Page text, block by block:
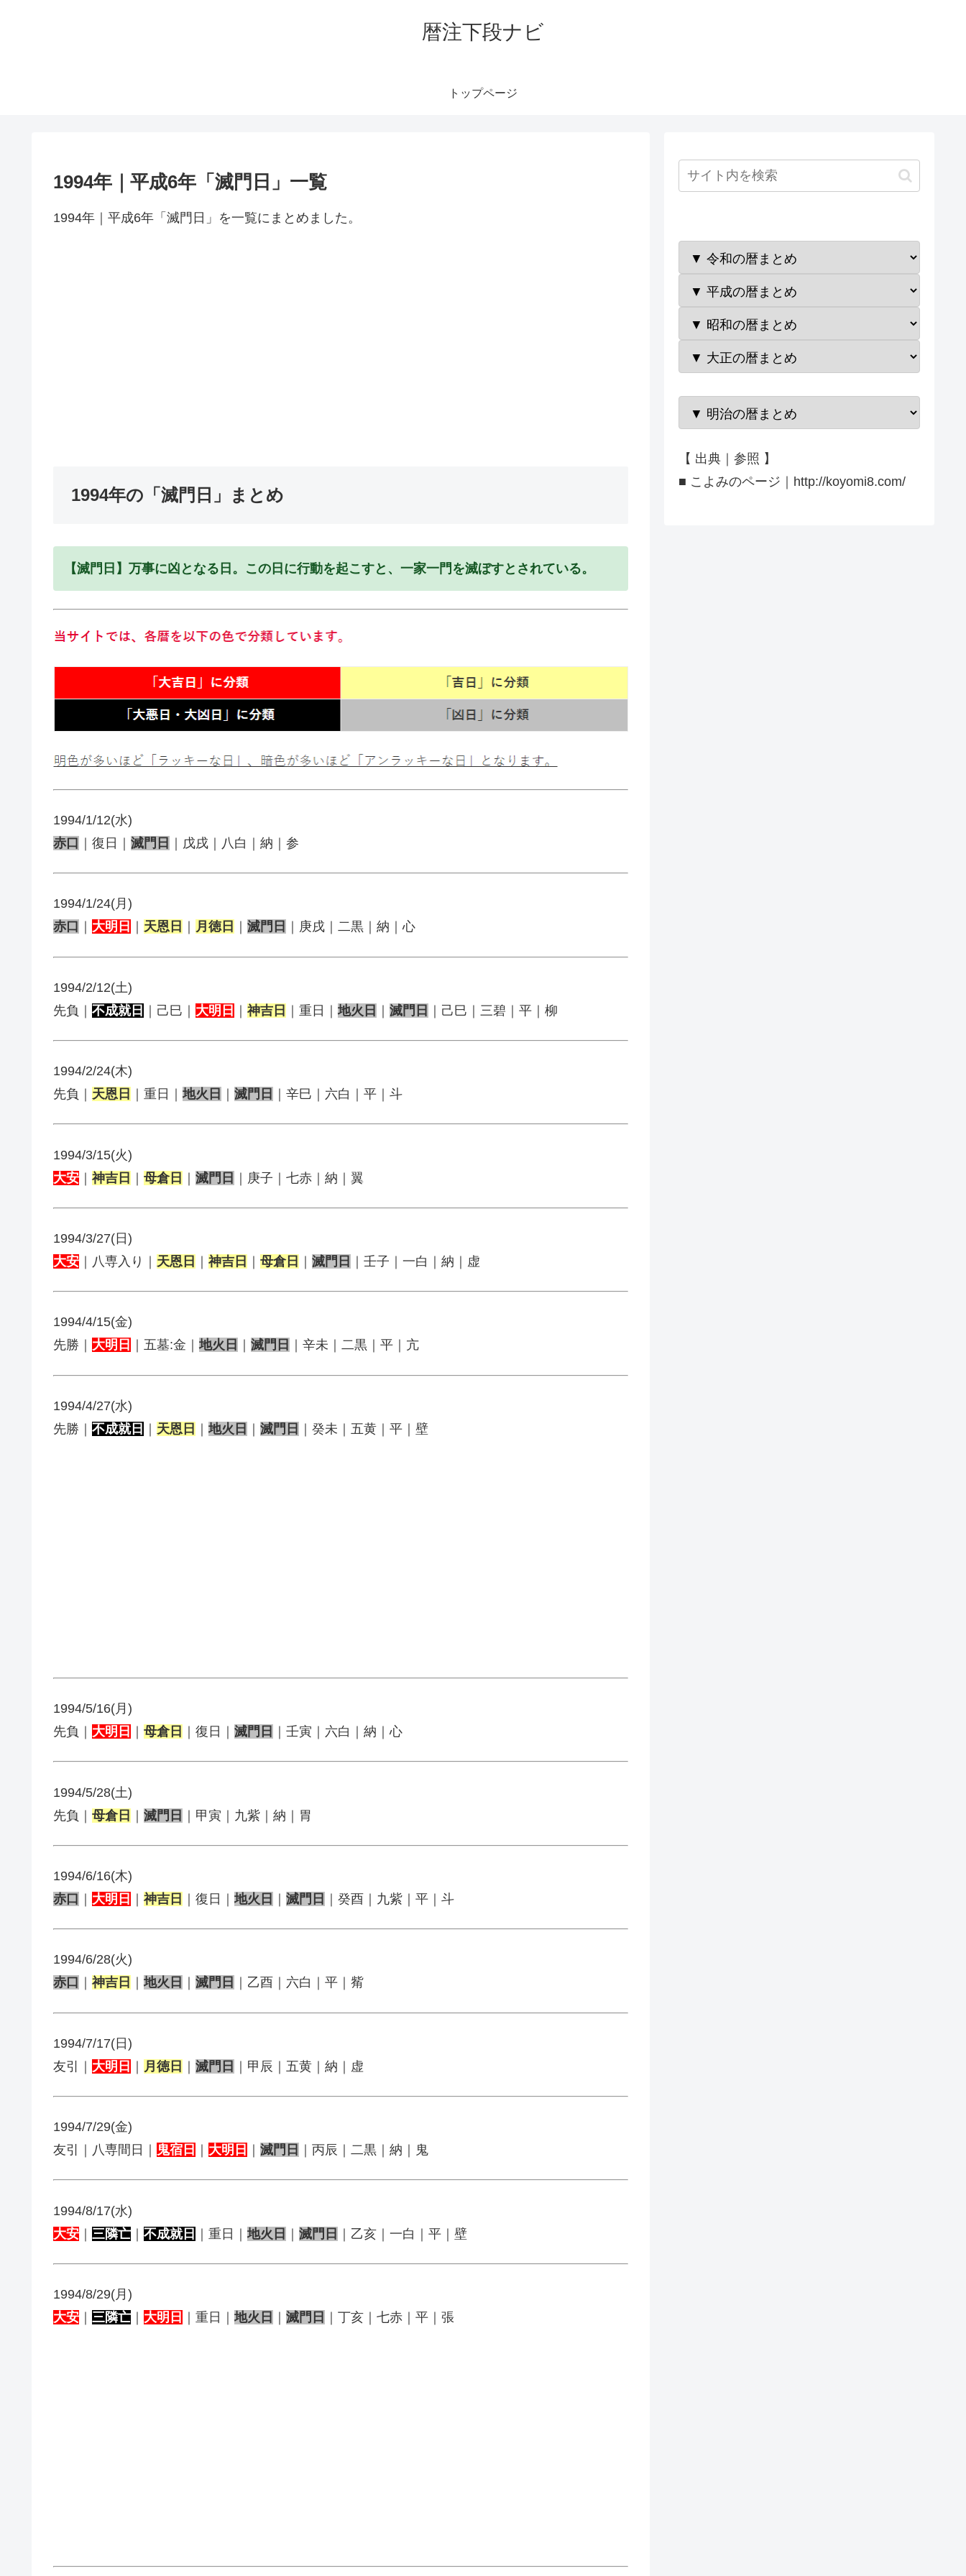
暦注下段ナビ
トップページ
1994年｜平成6年「滅門日」一覧
1994年｜平成6年「滅門日」を一覧にまとめました。
1994年の「滅門日」まとめ
【滅門日】万事に凶となる日。この日に行動を起こすと、一家一門を滅ぼすとされている。
1994/1/12(水)
赤口
｜復日｜ 滅門日 ｜戊戌｜八白｜納｜参
1994/1/24(月)
赤口
大明日 天恩日 月徳日 滅門日 ｜庚戌｜二黒｜納｜心
1994/2/12(土)
先負｜ 不成就日 ｜己巳｜ 大明日 ｜ 神吉日 ｜重日｜地火日 ｜ 滅門日 ｜己巳｜三碧｜平｜柳
1994/2/24(木)
先負｜ 天恩日 ｜重日｜地火日 滅門日 ｜辛巳｜六白｜平｜斗
1994/3/15(火)
大安 ｜ 神吉日 ｜ 母倉日 ｜ 滅門日 ｜庚子｜七赤｜納｜翼
1994/3/27(日)
大安 ｜八専入り｜ 天恩日 ｜ 神吉日 ｜ 母倉日 ｜ 滅門日 ｜壬子｜一白｜納｜虚
1994/4/15(金)
先勝｜ 大明日 ｜五墓:金｜地火日 滅門日 ｜辛未｜二黒｜平｜亢
1994/4/27(水)
先勝｜ 不成就日 ｜ 天恩日 ｜地火日 ｜ 滅門日 ｜癸未｜五黄｜平｜壁
1994/5/16(月)
先負｜ 大明日 母倉日 ｜復日｜ 滅門日 ｜壬寅｜六白｜納｜心
1994/5/28(土)
先負｜ 母倉日 ｜ 滅門日 ｜甲寅｜九紫｜納｜胃
1994/6/16(木)
赤口
大明日 神吉日 ｜復日｜地火日 滅門日 ｜癸酉｜九紫｜平｜斗
1994/6/28(火)
赤口
神吉日 ｜地火日 滅門日 ｜乙酉｜六白｜平｜觜
1994/7/17(日)
友引｜ 大明日 ｜ 月徳日 ｜ 滅門日 ｜甲辰｜五黄｜納｜虚
1994/7/29(金)
友引｜八専間日｜ 鬼宿日 大明日 滅門日 ｜丙辰｜二黒｜納｜鬼
1994/8/17(水)
大安 ｜ 三隣亡 ｜ 不成就日 ｜重日｜地火日 ｜ 滅門日 ｜乙亥｜一白｜平｜壁
1994/8/29(月)
大安 ｜ 三隣亡 ｜ 大明日 ｜重日｜地火日 ｜ 滅門日 ｜丁亥｜七赤｜平｜張
【 出典｜参照 】
■ こよみのページ｜http://koyomi8.com/